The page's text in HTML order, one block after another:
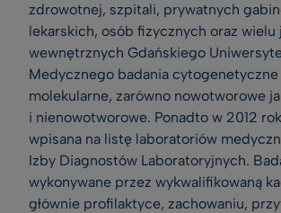
zdrowotnej, szpitali, prywatnych
lekarskich, osób fizycznych oraz
wewnętrznych Gdańskiego
Medycznego badania cytogenetyczne
molekularne, zarówno nowotworowe
i nienowotworowe. Ponadto w 2012
wpisana na listę laboratoriów
Izby Diagnostów Laboratoryjnych.
wykonywane przez wykwalifikowaną
głównie profilaktyce, zachowaniu,